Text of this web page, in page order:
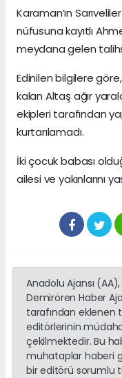
Karaman’ın
nüfusuna kayıtlı
meydana gelen
Edinilen bilgilere
kalan Altaş ağır
ekipleri tarafından
kurtarılamadı.
İki çocuk babası
ailesi ve yakınlarını
Anadolu Ajansı
Demirören Haber
tarafından eklenen
editörlerinin
çekilmektedir. Bu
muhataplar haberi
bir editörü sorumlu